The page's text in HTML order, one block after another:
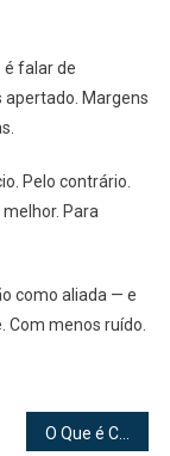
é falar de
Margens
Pelo contrário.
Para
como aliada — e
menos ruído.